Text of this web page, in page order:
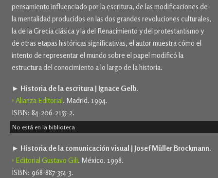
pensamiento influenciado por la escritura, de las modificaciones de
la mentalidad producidos en las dos grandes revoluciones culturales,
la de la Grecia clásica y la del Renacimiento y del protestantismo y
de otras etapas históricas significativas, el autor muestra cómo el
intento de representar el mundo sobre el papel modificó la
estructura del conocimiento a lo largo de la historia.
► Historia de la escritura | Ignace Gelb.
› Alianza Editorial . Madrid. 1994.
ISBN: 84-206-2155-2.
No está en la biblioteca
► Historia de la comunicación visual | Josef Müller Brockmann.
› Editorial Gustavo Gili. México. 1998.
ISBN: 968-887-354-3.